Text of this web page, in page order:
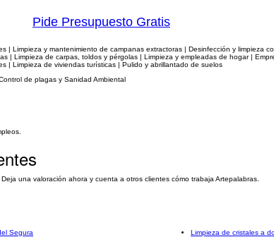
Pide Presupuesto Gratis
| Limpieza y mantenimiento de campanas extractoras | Desinfección y limpieza
| Limpieza de carpas, toldos y pérgolas | Limpieza y empleadas de hogar |
| Limpieza de viviendas turísticas | Pulido y abrillantado de suelos
de plagas y Sanidad Ambiental
una valoración ahora y cuenta a otros clientes cómo trabaja Artepalabras.
Segura Limpieza de cristales a